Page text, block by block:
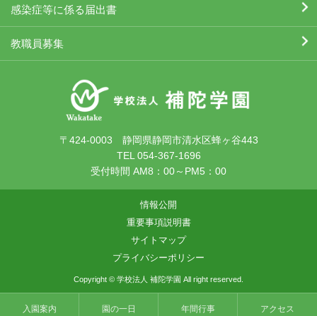
入園案内 園の一日 年間行事 アクセス
感染症等に係る届出書
教職員募集
〒424-0003 静岡県静岡市清水区蜂ヶ谷443
TEL 054-367-1696
受付時間 AM8：00～PM5：00
情報公開
重要事項説明書
サイトマップ
プライバシーポリシー
Copyright © 学校法人 補陀学園 All right reserved.